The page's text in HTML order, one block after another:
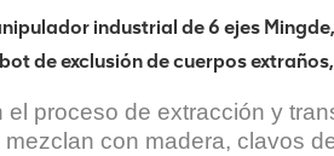
industrial de 6 ejes
de exclusión de cuerpos
el proceso de extracción y
mezclan con madera, clavos